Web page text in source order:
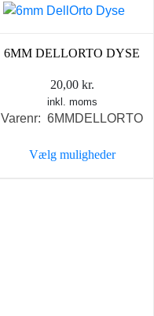
varesiden
6MM DELLORTO DYSE
20,00 kr.
inkl. moms
Varenr: 6MMDELLORTO
Vælg muligheder